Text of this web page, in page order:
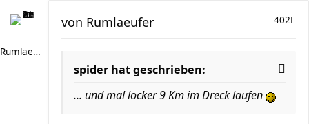
Rumlaeufer
402
von Rumlaeufer
spider hat geschrieben:
... und mal locker 9 Km im Dreck laufen